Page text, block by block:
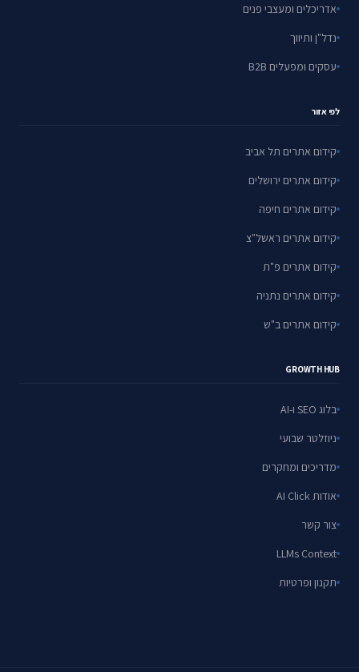
אדריכלים ומעצבי פנים
נדל"ן ותיווך
עסקים ומפעלים B2B
לפי אזור
קידום אתרים תל אביב
קידום אתרים ירושלים
קידום אתרים חיפה
קידום אתרים ראשל"צ
קידום אתרים פ"ת
קידום אתרים נתניה
קידום אתרים ב"ש
GROWTH HUB
בלוג SEO ו-AI
ניוזלטר שבועי
מדריכים ומחקרים
אודות AI Click
צור קשר
LLMs Context
תקנון ופרטיות